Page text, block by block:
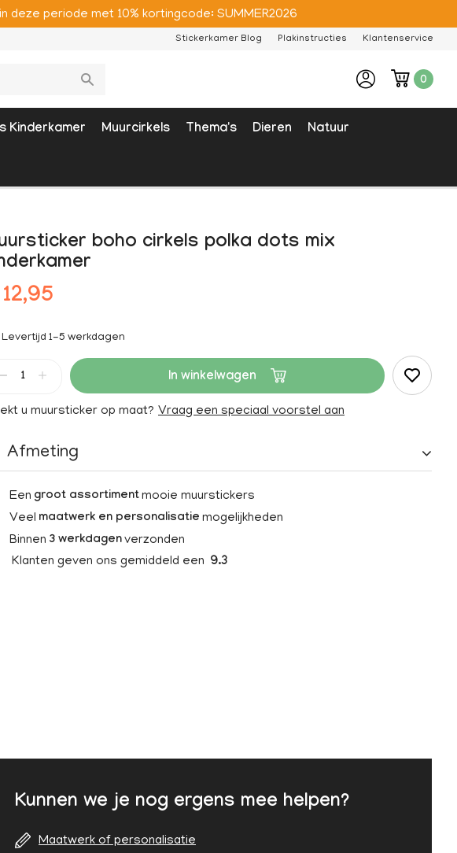
deze periode met 10% kortingcode: SUMMER2026
Stickerkamer Blog Plakinstructies Klantenservice
0
Kinderkamer Muurcirkels Thema's Dieren Natuur
boho cirkels polka dots mix
Levertijd 1-5 werkdagen
In winkelwagen
u muursticker op maat? Vraag een speciaal voorstel aan
Afmeting
Een groot assortimentmooie muurstickers
Veel maatwerk en personalisatie mogelijkheden
Binnen 3 werkdagenverzonden
Klanten geven ons gemiddeld een 9.3
Kunnen we je nog ergens mee helpen?
Maatwerk of personalisatie